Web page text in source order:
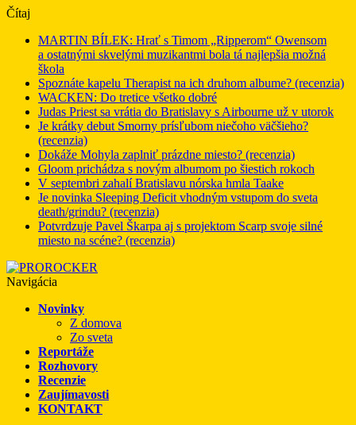
Čítaj
MARTIN BÍLEK: Hrať s Timom „Ripperom“ Owensom
a ostatnými skvelými muzikantmi bola tá najlepšia možná
škola
Spoznáte kapelu Therapist na ich druhom albume? (recenzia)
WACKEN: Do tretice všetko dobré
Judas Priest sa vrátia do Bratislavy s Airbourne už v utorok
Je krátky debut Smorny prísľubom niečoho väčšieho?
(recenzia)
Dokáže Mohyla zaplniť prázdne miesto? (recenzia)
Gloom prichádza s novým albumom po šiestich rokoch
V septembri zahalí Bratislavu nórska hmla Taake
Je novinka Sleeping Deficit vhodným vstupom do sveta
death/grindu? (recenzia)
Potvrdzuje Pavel Škarpa aj s projektom Scarp svoje silné
miesto na scéne? (recenzia)
Navigácia
Novinky
Z domova
Zo sveta
Reportáže
Rozhovory
Recenzie
Zaujímavosti
KONTAKT